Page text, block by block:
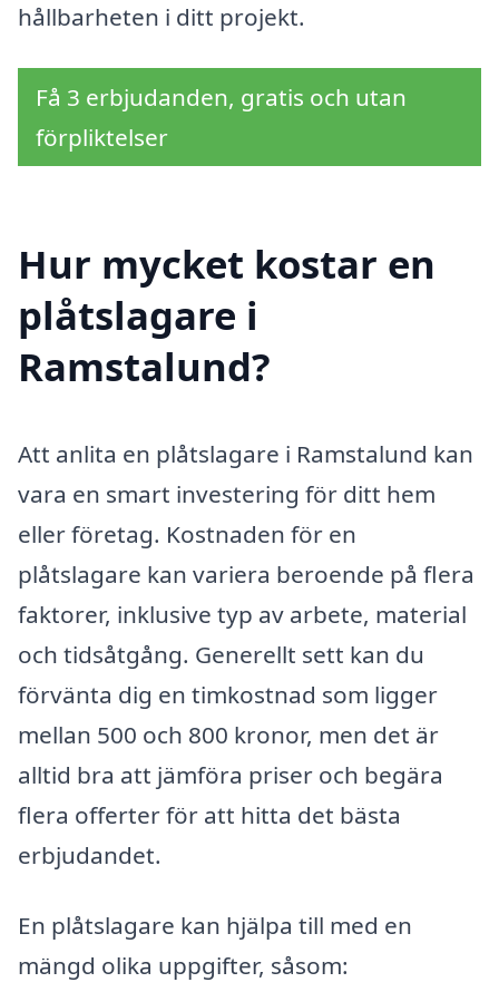
hållbarheten i ditt projekt.
Få 3 erbjudanden, gratis och utan
förpliktelser
Hur mycket kostar en
plåtslagare i
Ramstalund?
Att anlita en plåtslagare i Ramstalund kan
vara en smart investering för ditt hem
eller företag. Kostnaden för en
plåtslagare kan variera beroende på flera
faktorer, inklusive typ av arbete, material
och tidsåtgång. Generellt sett kan du
förvänta dig en timkostnad som ligger
mellan 500 och 800 kronor, men det är
alltid bra att jämföra priser och begära
flera offerter för att hitta det bästa
erbjudandet.
En plåtslagare kan hjälpa till med en
mängd olika uppgifter, såsom: